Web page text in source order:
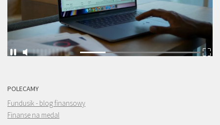
POLECAMY
Fundusik - blog finansowy
Finanse na medal